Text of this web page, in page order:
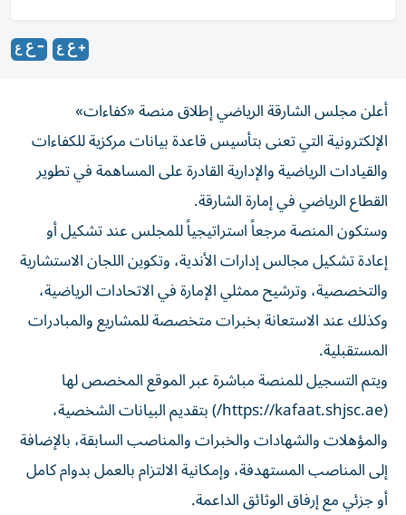
أعلن مجلس الشارقة الرياضي إطلاق منصة «كفاءات»
الإلكترونية التي تعنى بتأسيس قاعدة بيانات مركزية للكفاءات
والقيادات الرياضية والإدارية القادرة على المساهمة في تطوير
القطاع الرياضي في إمارة الشارقة.
وستكون المنصة مرجعاً استراتيجياً للمجلس عند تشكيل أو
إعادة تشكيل مجالس إدارات الأندية، وتكوين اللجان الاستشارية
والتخصصية، وترشيح ممثلي الإمارة في الاتحادات الرياضية،
وكذلك عند الاستعانة بخبرات متخصصة للمشاريع والمبادرات
المستقبلية.
ويتم التسجيل للمنصة مباشرة عبر الموقع المخصص لها
(https://kafaat.shjsc.ae/) بتقديم البيانات الشخصية،
والمؤهلات والشهادات والخبرات والمناصب السابقة، بالإضافة
إلى المناصب المستهدفة، وإمكانية الالتزام بالعمل بدوام كامل
أو جزئي مع إرفاق الوثائق الداعمة.